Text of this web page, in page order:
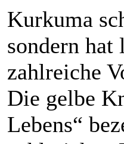
Kurkuma
sondern hat
zahlreiche
Die gelbe
Lebens“